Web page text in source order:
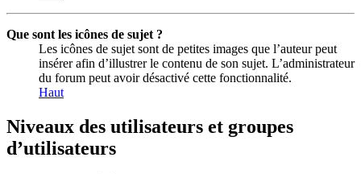
Que sont les icônes de sujet ?
Les icônes de sujet sont de petites images que l’auteur peut
insérer afin d’illustrer le contenu de son sujet. L’administrateur
du forum peut avoir désactivé cette fonctionnalité.
Haut
Niveaux des utilisateurs et groupes
d’utilisateurs